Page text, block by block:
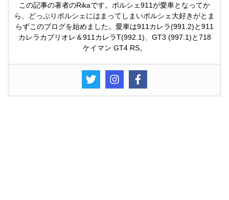
この記事の著者のRikaです。ポルシェ911が愛車となってか
ら、どっぷりポルシェにはまってしまいポルシェ大好きがとま
らずこのブログを始めました。愛車は911カレラ(991.2)と911
カレラカブリオレ＆911カレラT(992.1)、GT3 (997.1)と718
ケイマン GT4 RS。